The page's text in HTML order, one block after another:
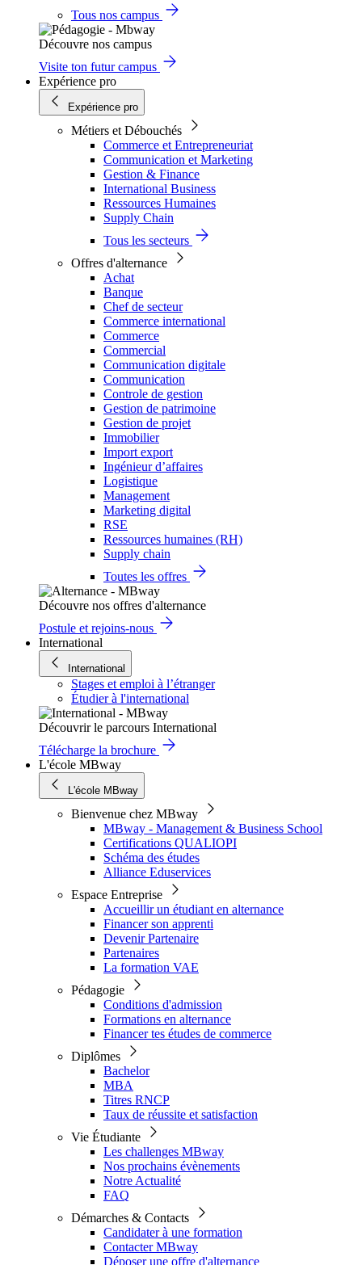
Tous nos campus
Découvre nos campus
Visite ton futur campus
Expérience pro
Expérience pro
Métiers et Débouchés
Commerce et Entrepreneuriat
Communication et Marketing
Gestion & Finance
International Business
Ressources Humaines
Supply Chain
Tous les secteurs
Offres d'alternance
Achat
Banque
Chef de secteur
Commerce international
Commerce
Commercial
Communication digitale
Communication
Controle de gestion
Gestion de patrimoine
Gestion de projet
Immobilier
Import export
Ingénieur d’affaires
Logistique
Management
Marketing digital
RSE
Ressources humaines (RH)
Supply chain
Toutes les offres
Découvre nos offres d'alternance
Postule et rejoins-nous
International
International
Stages et emploi à l’étranger
Étudier à l'international
Découvrir le parcours International
Télécharge la brochure
L'école MBway
L'école MBway
Bienvenue chez MBway
MBway - Management & Business School
Certifications QUALIOPI
Schéma des études
Alliance Eduservices
Espace Entreprise
Accueillir un étudiant en alternance
Financer son apprenti
Devenir Partenaire
Partenaires
La formation VAE
Pédagogie
Conditions d'admission
Formations en alternance
Financer tes études de commerce
Diplômes
Bachelor
MBA
Titres RNCP
Taux de réussite et satisfaction
Vie Étudiante
Les challenges MBway
Nos prochains évènements
Notre Actualité
FAQ
Démarches & Contacts
Candidater à une formation
Contacter MBway
Déposer une offre d'alternance